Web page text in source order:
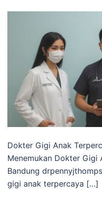
Dokter Gigi Anak
Menemukan Dokter Gigi
Bandung
gigi anak terpercaya […]